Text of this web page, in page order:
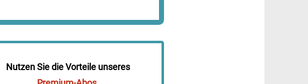
Nutzen Sie die Vorteile unseres